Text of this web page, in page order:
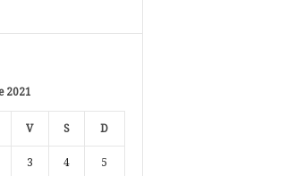
2021
V S D
3 4 5